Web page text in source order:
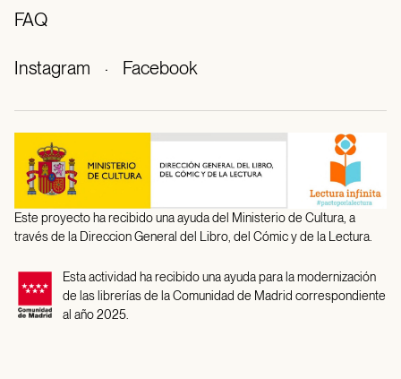
FAQ
Instagram · Facebook
Este proyecto ha recibido una ayuda del Ministerio de Cultura, a
través de la Direccion General del Libro, del Cómic y de la Lectura.
Esta actividad ha recibido una ayuda para la modernización
de las librerías de la Comunidad de Madrid correspondiente
al año 2025.